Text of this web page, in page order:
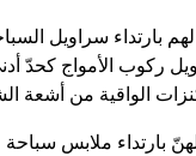
بارتداء سراويل
ركوب الأمواج كحدّ
الواقية من أشعة
بارتداء ملابس سباحة